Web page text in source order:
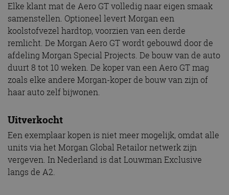
Elke klant mat de Aero GT volledig naar eigen smaak
samenstellen. Optioneel levert Morgan een
koolstofvezel hardtop, voorzien van een derde
remlicht. De Morgan Aero GT wordt gebouwd door de
afdeling Morgan Special Projects. De bouw van de auto
duurt 8 tot 10 weken. De koper van een Aero GT mag
zoals elke andere Morgan-koper de bouw van zijn of
haar auto zelf bijwonen.
Uitverkocht
Een exemplaar kopen is niet meer mogelijk, omdat alle
units via het Morgan Global Retailor netwerk zijn
vergeven. In Nederland is dat Louwman Exclusive
langs de A2.